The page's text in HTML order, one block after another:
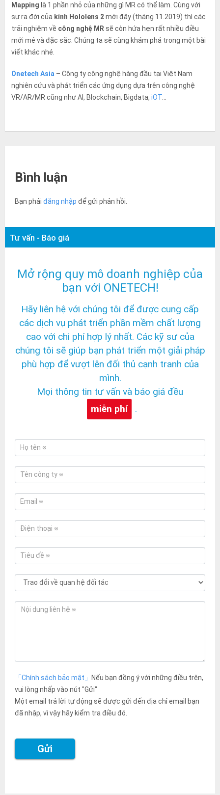
Mapping là 1 phần nhỏ của những gì MR có thể làm. Cùng với
sự ra đời của kính Hololens 2mới đây (tháng 11.2019) thì các
trải nghiệm về công nghệ MR sẽ còn hứa hẹn rất nhiều điều
mới mẻ và đặc sắc. Chúng ta sẽ cùng khám phá trong một bài
viết khác nhé.
Onetech Asia – Công ty công nghệ hàng đầu tại Việt Nam
nghiên cứu và phát triển các ứng dụng dựa trên công nghệ
VR/AR/MR cũng như AI, Blockchain, Bigdata, iOT…
Bình luận
Bạn phải đăng nhập để gửi phản hồi.
Tư vấn - Báo giá
Mở rộng quy mô doanh nghiệp của
bạn với ONETECH!
Hãy liên hệ với chúng tôi để được cung cấp
các dịch vụ phát triển phần mềm chất lượng
cao với chi phí hợp lý nhất. Các kỹ sư của
chúng tôi sẽ giúp bạn phát triển một giải pháp
phù hợp để vượt lên đối thủ cạnh tranh của
mình.
Mọi thông tin tư vấn và báo giá đều
miễn phí
.
「Chính sách bảo mật」 Nếu bạn đồng ý với những điều trên,
vui lòng nhấp vào nút "Gửi"
Một email trả lời tự động sẽ được gửi đến địa chỉ email bạn
đã nhập, vì vậy hãy kiểm tra điều đó.